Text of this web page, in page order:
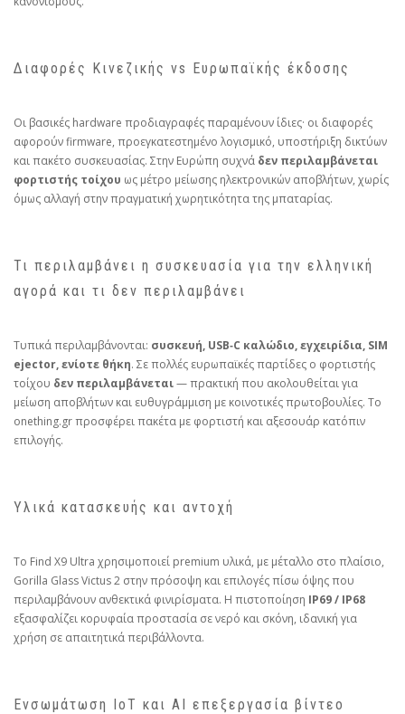
Διαφορές Κινεζικής vs Ευρωπαϊκής έκδοσης
Οι βασικές hardware προδιαγραφές παραμένουν ίδιες· οι διαφορές
αφορούν firmware, προεγκατεστημένο λογισμικό, υποστήριξη δικτύων
και πακέτο συσκευασίας. Στην Ευρώπη συχνά δεν περιλαμβάνεται
φορτιστής τοίχου ως μέτρο μείωσης ηλεκτρονικών αποβλήτων, χωρίς
όμως αλλαγή στην πραγματική χωρητικότητα της μπαταρίας.
Τι περιλαμβάνει η συσκευασία για την ελληνική
αγορά και τι δεν περιλαμβάνει
Τυπικά περιλαμβάνονται: συσκευή, USB‑C καλώδιο, εγχειρίδια, SIM
ejector, ενίοτε θήκη. Σε πολλές ευρωπαϊκές παρτίδες ο φορτιστής
τοίχου δεν περιλαμβάνεται— πρακτική που ακολουθείται για
μείωση αποβλήτων και ευθυγράμμιση με κοινοτικές πρωτοβουλίες. Το
onething.gr προσφέρει πακέτα με φορτιστή και αξεσουάρ κατόπιν
επιλογής.
Υλικά κατασκευής και αντοχή
Το Find X9 Ultra χρησιμοποιεί premium υλικά, με μέταλλο στο πλαίσιο,
Gorilla Glass Victus 2 στην πρόσοψη και επιλογές πίσω όψης που
περιλαμβάνουν ανθεκτικά φινιρίσματα. Η πιστοποίηση IP69 / IP68
εξασφαλίζει κορυφαία προστασία σε νερό και σκόνη, ιδανική για
χρήση σε απαιτητικά περιβάλλοντα.
Ενσωμάτωση IoT και AI επεξεργασία βίντεο